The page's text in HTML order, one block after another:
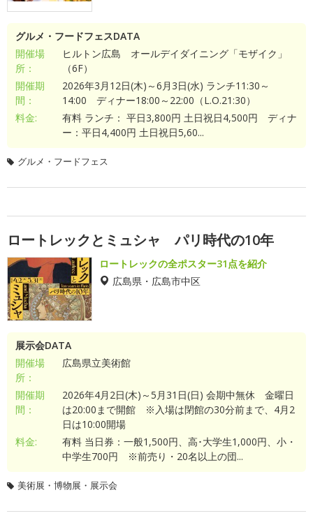
グルメ・フードフェスDATA
開催場
所：
ヒルトン広島 オールデイダイニング「モザイク」
（6F）
開催期
間：
2026年3月12日(木)～6月3日(水) ランチ11:30～
14:00 ディナー18:00～22:00（L.O.21:30）
料金:
有料 ランチ： 平日3,800円 土日祝日4,500円 ディナ
ー：平日4,400円 土日祝日5,60...
グルメ・フードフェス
ロートレックとミュシャ パリ時代の10年
ロートレックの全ポスター31点を紹介
広島県・広島市中区
展示会DATA
開催場
所：
広島県立美術館
開催期
間：
2026年4月2日(木)～5月31日(日) 会期中無休 金曜日
は20:00まで開館 ※入場は閉館の30分前まで、4月2
日は10:00開場
料金:
有料 当日券：一般1,500円、高･大学生1,000円、小・
中学生700円 ※前売り・20名以上の団...
美術展・博物展・展示会